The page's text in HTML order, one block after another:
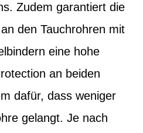
Zudem garantiert die
den Tauchrohren mit
eine hohe
an beiden
dafür, dass weniger
gelangt. Je nach